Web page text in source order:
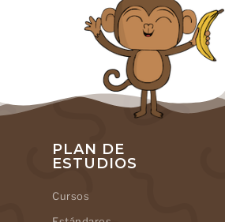
PLAN DE
ESTUDIOS
Cursos